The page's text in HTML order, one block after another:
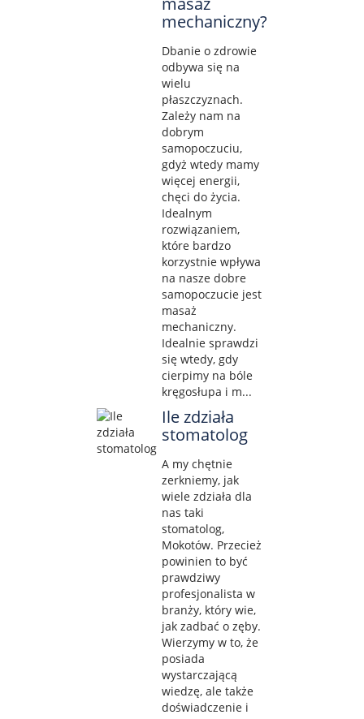
mechaniczny?
Dbanie o zdrowie
odbywa się na
wielu
płaszczyznach.
Zależy nam na
dobrym
samopoczuciu,
gdyż wtedy mamy
więcej energii,
chęci do życia.
Idealnym
rozwiązaniem,
które bardzo
korzystnie wpływa
na nasze dobre
samopoczucie jest
masaż
mechaniczny.
Idealnie sprawdzi
się wtedy, gdy
cierpimy na bóle
kręgosłupa i m...
Ile zdziała
stomatolog
A my chętnie
zerkniemy, jak
wiele zdziała dla
nas taki
stomatolog,
Mokotów. Przecież
powinien to być
prawdziwy
profesjonalista w
branży, który wie,
jak zadbać o zęby.
Wierzymy w to, że
posiada
wystarczającą
wiedzę, ale także
doświadczenie i